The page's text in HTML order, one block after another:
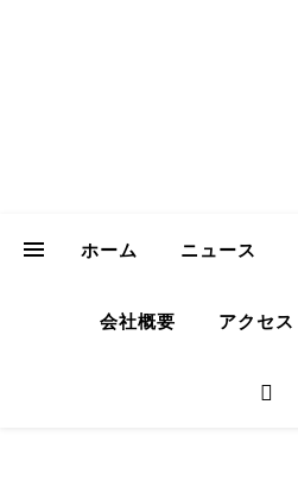
ホーム ニュース
会社概要 アクセス